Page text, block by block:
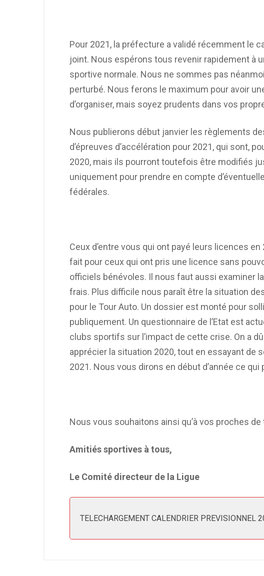
Pour 2021, la préfecture a validé récemment le
joint. Nous espérons tous revenir rapidement à
sportive normale. Nous ne sommes pas
perturbé. Nous ferons le maximum pour avoir
d’organiser, mais soyez prudents dans vos
Nous publierons début janvier les règlements
d’épreuves d’accélération pour 2021, qui sont,
2020, mais ils pourront toutefois être modifiés
uniquement pour prendre en compte
fédérales.
Ceux d’entre vous qui ont payé leurs licences
fait pour ceux qui ont pris une licence sans
officiels bénévoles. Il nous faut aussi examiner
frais. Plus difficile nous paraît être la situation
pour le Tour Auto. Un dossier est monté pour
publiquement. Un questionnaire de l’Etat est
clubs sportifs sur l’impact de cette crise. On a
apprécier la situation 2020, tout en essayant
2021. Nous vous dirons en début d’année ce qui
Nous vous souhaitons ainsi qu’à vos proches
Amitiés sportives à tous,
Le Comité directeur de la Ligue
TELECHARGEMENT CALENDRIER PREVISIONNEL